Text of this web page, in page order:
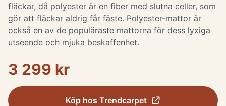
fläckar, då polyester är en fiber med slutna celler, som
gör att fläckar aldrig får fäste. Polyester-mattor är
också en av de populäraste mattorna för dess lyxiga
utseende och mjuka beskaffenhet.
3 299 kr
Köp hos Trendcarpet